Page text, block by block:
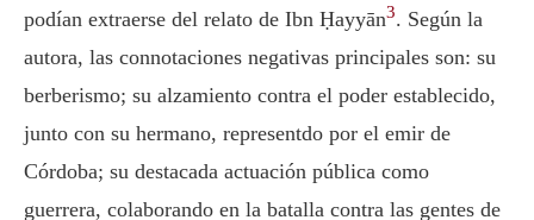
podían extraerse del relato de Ibn Ḥayyān3. Según la
autora, las connotaciones negativas principales son: su
berberismo; su alzamiento contra el poder establecido,
junto con su hermano, representdo por el emir de
Córdoba; su destacada actuación pública como
guerrera, colaborando en la batalla contra las gentes de